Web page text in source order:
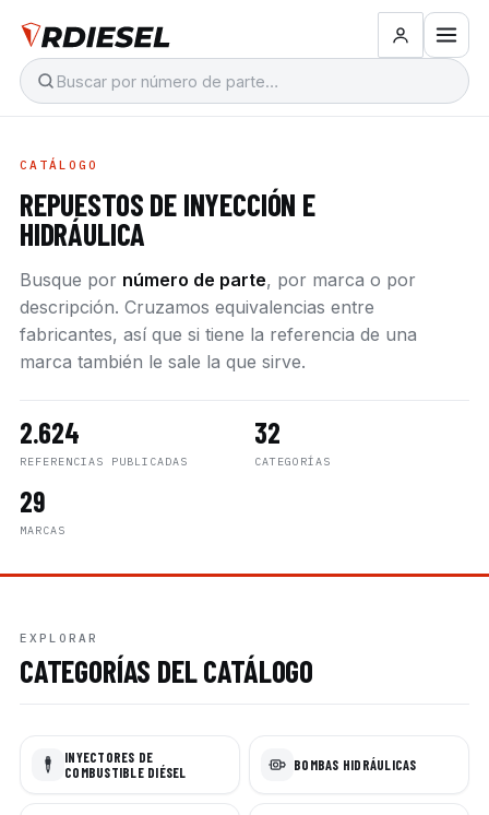
CATÁLOGO
REPUESTOS DE INYECCIÓN E
HIDRÁULICA
Busque por número de parte, por marca o por
descripción. Cruzamos equivalencias entre
fabricantes, así que si tiene la referencia de una
marca también le sale la que sirve.
2.624
REFERENCIAS PUBLICADAS
32
CATEGORÍAS
29
MARCAS
EXPLORAR
CATEGORÍAS DEL CATÁLOGO
INYECTORES DE
COMBUSTIBLE DIÉSEL
BOMBAS HIDRÁULICAS